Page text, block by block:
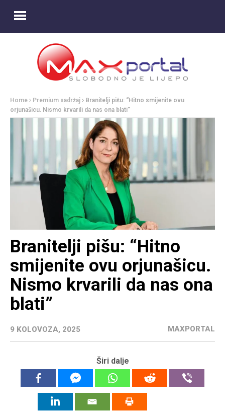
Home Premium sadržaj
Branitelji pišu: “Hitno smijenite ovu
orjunašicu. Nismo krvarili da nas ona blati”
Branitelji pišu: “Hitno
smijenite ovu orjunašicu.
Nismo krvarili da nas ona
blati”
9 KOLOVOZA, 2025 MAXPORTAL
Širi dalje